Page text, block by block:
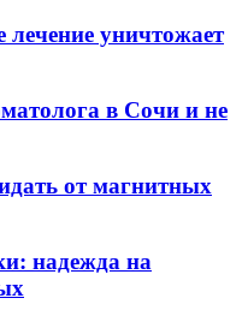
уничтожает
в Сочи и не
от магнитных
надежда на